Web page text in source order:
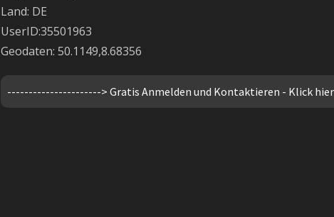
Land: DE
UserID:35501963
Geodaten: 50.1149,8.68356
----------------------> Gratis Anmelden und Kontaktieren - Klick